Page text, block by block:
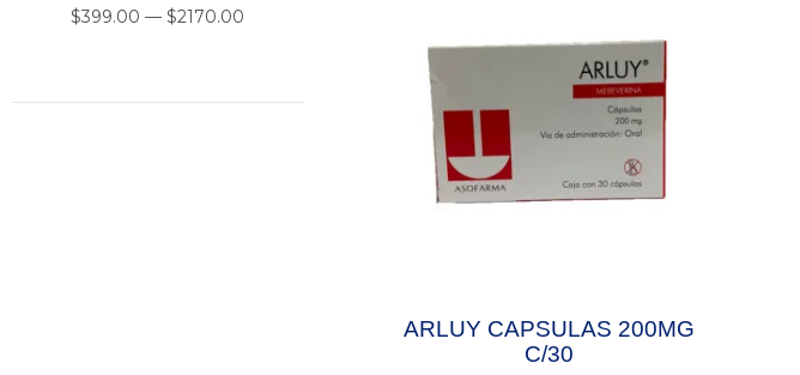
$399.00 —$2170.00
ARLUY CAPSULAS 200MG
C/30